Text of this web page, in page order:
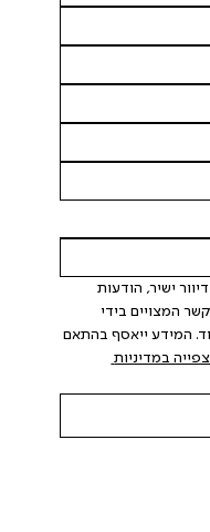
אני מאשר/ת ומסכימ/ה לקבלת דיוור ישיר, הודעות
החברה ובכלל זה דוא"ל SMS ועוד. המידע ייאסף בהתאם
צפייה במדיניות